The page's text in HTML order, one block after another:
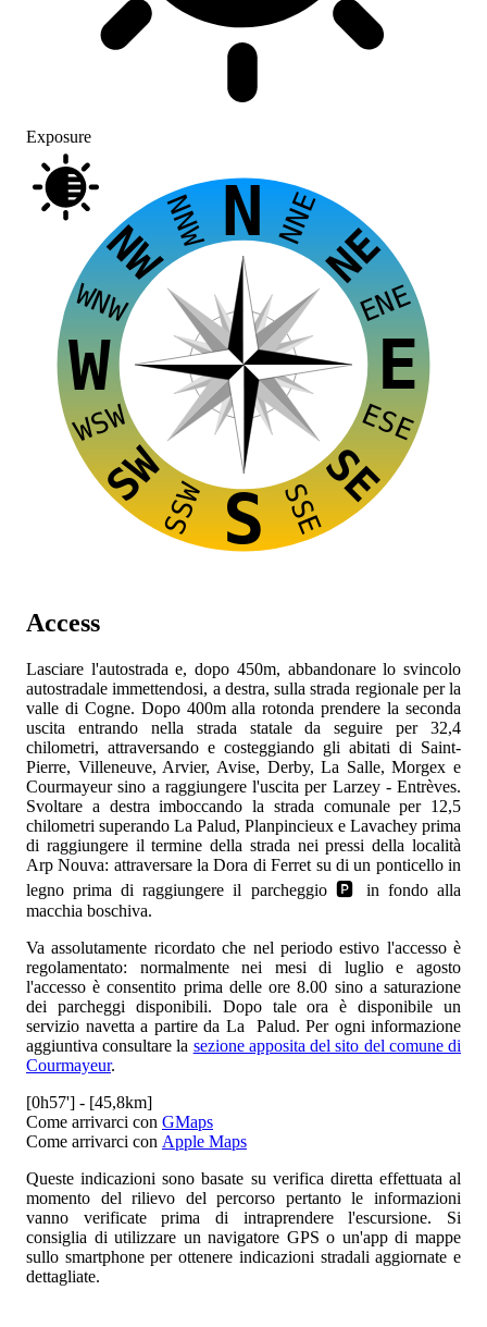
Exposure
E
W
S
N
NW NE
SE
SW
NNE
ENE
ESE
SSE
SSW
WSW
WNW
NNW
Access
Lasciare l'autostradae, dopo 450m, abbandonare lo svincolo
autostradale immettendosi, a destra, sulla strada regionale per la
valle di Cogne. Dopo 400m alla rotonda prendere la seconda
uscita entrando nella strada stataleda seguire per 32,4
chilometri, attraversando e costeggiando gli abitati di Saint-
Pierre, Villeneuve, Arvier, Avise, Derby, La Salle, Morgex e
Courmayeur sino a raggiungere l'uscita per Larzey - Entrèves.
Svoltare a destra imboccando la strada comunale per 12,5
chilometri superando La Palud, Planpincieux e Lavachey prima
di raggiungere il termine della strada nei pressi della località
Arp Nouva: attraversare la Dora di Ferret su di un ponticello in
legno prima di raggiungere il parcheggio 🅿️ in fondo alla
macchia boschiva.
Va assolutamente ricordato che nel periodo estivo l'accesso è
regolamentato: normalmente nei mesi di luglio e agosto
l'accesso è consentito prima delle ore 8.00 sino a saturazione
dei parcheggi disponibili. Dopo tale ora è disponibile un
servizio navetta a partire da La Palud. Per ogni informazione
aggiuntiva consultare la sezione apposita del sito del comune di
Courmayeur.
[0h57'] - [45,8km]
Come arrivarci con GMaps
Come arrivarci con Apple Maps
Queste indicazioni sono basate su verifica diretta effettuata al
momento del rilievo del percorso pertanto le informazioni
vanno verificate prima di intraprendere l'escursione. Si
consiglia di utilizzare un navigatore GPS o un'app di mappe
sullo smartphone per ottenere indicazioni stradali aggiornate e
dettagliate.